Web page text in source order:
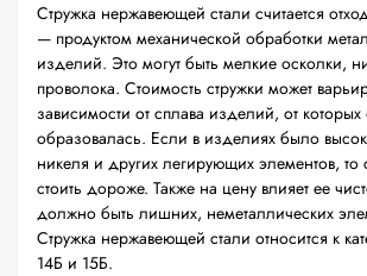
Стружка нержавеющей стали считается
— продуктом механической обработки
изделий. Это могут быть мелкие осколки,
проволока. Стоимость стружки может
зависимости от сплава изделий, от которых
образовалась. Если в изделиях было
никеля и других легирующих элементов, то
стоить дороже. Также на цену влияет ее
должно быть лишних, неметаллических
Стружка нержавеющей стали относится к
14Б и 15Б.